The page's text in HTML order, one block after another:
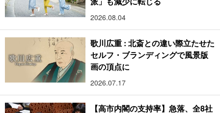
2026.08.04
歌川広重 : 北斎との違い際立たせた
セルフ・ブランディングで風景版
画の頂点に
2026.07.17
【高市内閣の支持率】急落、全8社